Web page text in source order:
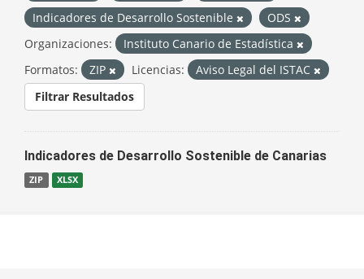
Indicadores de Desarrollo Sostenible
ODS
Organizaciones:
Instituto Canario de Estadística
Formatos:
ZIP Licencias:
Aviso Legal del ISTAC
Filtrar Resultados
Indicadores de Desarrollo Sostenible de Canarias
ZIP XLSX